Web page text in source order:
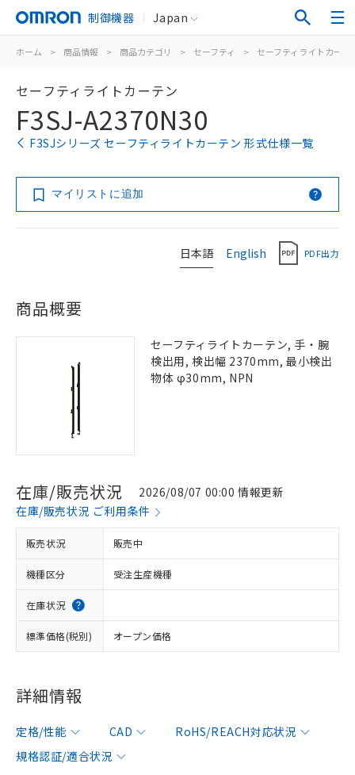
制御機器 Japan
ホーム > 商品情報 > 商品カテゴリ > セーフティ > セーフティライトカー
セーフティライトカーテン
F3SJ-A2370N30
F3SJシリーズ セーフティライトカーテン 形式仕様一覧
マイリストに追加
日本語 English PDF出力
商品概要
セーフティライトカーテン, 手・腕
検出用, 検出幅 2370mm, 最小検出
物体 φ30mm, NPN
在庫/販売状況
2026/08/07 00:00 情報更新
在庫/販売状況 ご利用条件
販売状況 販売中
機種区分 受注生産機種
在庫状況
標準価格(税別) オープン価格
詳細情報
定格/性能 CAD
RoHS/REACH対応状況
規格認証/適合状況